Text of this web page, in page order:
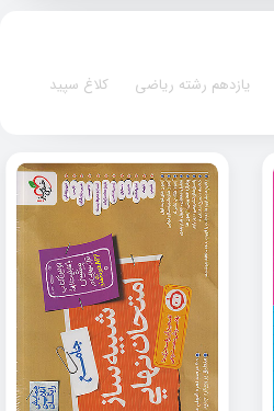
یازدهم رشته ریاضی کلاغ سپید